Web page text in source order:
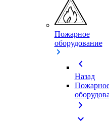
Пожарное
оборудование
chevron_left
Назад
chevron_right
expand_more